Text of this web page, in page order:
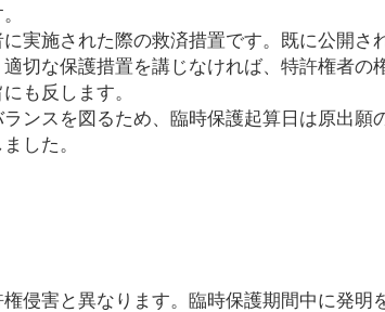
実施された際の救済措置です。既に公開さ
切な保護措置を講じなければ、特許権者の
も反します。
ンスを図るため、臨時保護起算日は原出願
した。
侵害と異なります。臨時保護期間中に発明